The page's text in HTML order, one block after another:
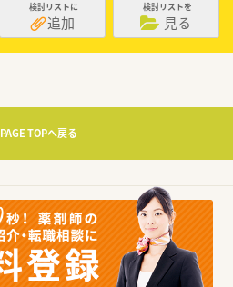
検討リストに
追加
検討リストを
見る
PAGE TOPへ戻る